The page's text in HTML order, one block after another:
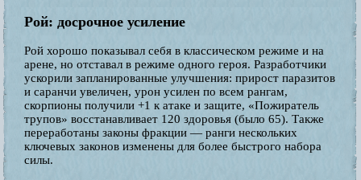
Рой: досрочное усиление
Рой хорошо показывал себя в классическом режиме и на
арене, но отставал в режиме одного героя. Разработчики
ускорили запланированные улучшения: прирост паразитов
и саранчи увеличен, урон усилен по всем рангам,
скорпионы получили +1 к атаке и защите, «Пожиратель
трупов» восстанавливает 120 здоровья (было 65). Также
переработаны законы фракции — ранги нескольких
ключевых законов изменены для более быстрого набора
силы.